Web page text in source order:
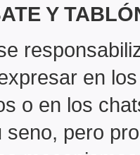
Y
en
o en los
seno, pero